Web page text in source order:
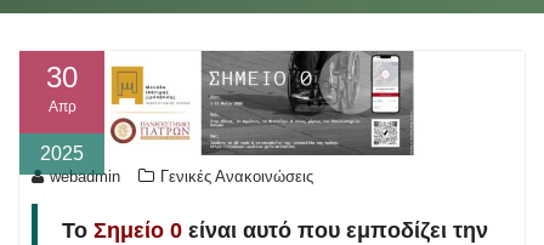
30
Απρ
2025
webadmin Γενικές Ανακοινώσεις
Το Σημείο 0 είναι αυτό που εμποδίζει την